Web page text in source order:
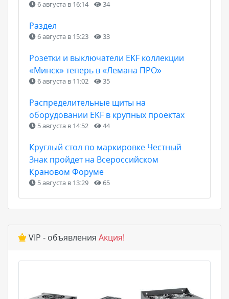
6 августа в 16:14 34
Раздел
6 августа в 15:23 33
Розетки и выключатели EKF коллекции
«Минск» теперь в «Лемана ПРО»
6 августа в 11:02 35
Распределительные щиты на
оборудовании EKF в крупных проектах
5 августа в 14:52 44
Круглый стол по маркировке Честный
Знак пройдет на Всероссийском
Крановом Форуме
5 августа в 13:29 65
VIP - объявления Акция!